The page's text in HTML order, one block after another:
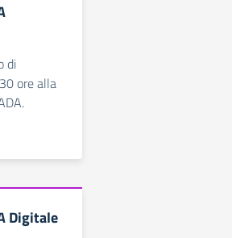
di
ore alla
Digitale